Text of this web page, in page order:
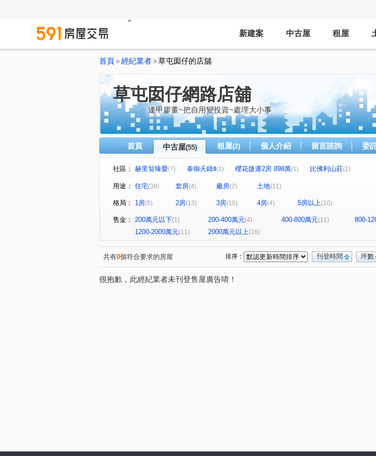
新建案 中古屋 租屋
首頁 > 經紀業者 > 草屯囡仔的店舖
草屯囡仔網路店舖
逢甲廖董~把自用變投資~處理大小事
首頁 中古屋(55) 租屋(2) 個人介紹 留言諮詢 委
社區： 赫里翁臻愛(7) 泰御天鑄Ⅱ(1) 櫻花捷運2房 898萬(1) 比佛利山莊(1)
廣三大時代大廈 (1) 大衛營 (2) 狀元家庭 (1)
VVS1 木森福隆 市場角間透店 (1) 展豐臻品墅(1) 東南大鎮
低總價超美公寓 允將一著(1) 市政1號院 (1) 寶爵金鑽(1) 寓上里安 (1)
頭汴坑段(1) 西安街 環中路二段(7)
西屯路二段(1) 華美街(2) 忠明南路(1) 工學二街(1) 逢甲路(1) 進化北
瀋陽路三段(1) 瀋陽北路(1) 三民一街(2) 華貴街(1)
天津路四段(1) 昌平路二段(1) 中新巷(1) 敦富一街(1) 中山路(1)
大鵬市場四巷(1) 東平路(1) 大鵬市場三巷
用途： 住宅(38) 套房(4) 廠房(2) 土地(11)
格局： 1房(5) 2房(13) 3房(10) 4房(4) 5房以上(10)
售金： 200萬元以下(1) 200-400萬元(4) 400-800萬元(11) 800-
1200-2000萬元(11) 2000萬元以上(16)
共有0個符合要求的房屋 坪數
刊登時間
排序：
很抱歉，此經紀業者未刊登售屋廣告唷！